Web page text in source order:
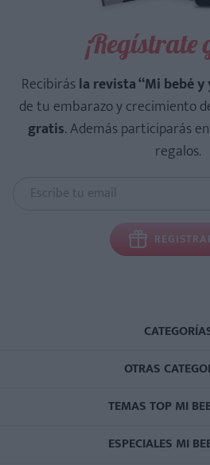
Recibirásla revista “Mi bebé
de tu embarazo y crecimiento
gratis. Además participarás
regalos.
OTRAS
TEMAS TOP MI
ESPECIALES MI